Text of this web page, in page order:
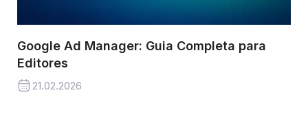
Google Ad Manager: Guia Completa para
Editores
21.02.2026